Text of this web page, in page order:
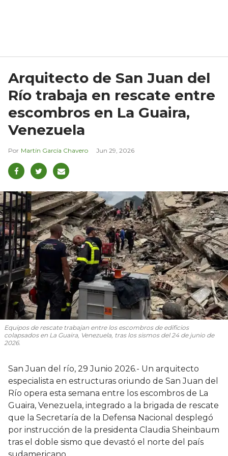
Arquitecto de San Juan del
Río trabaja en rescate entre
escombros en La Guaira,
Venezuela
Martín García Chavero Jun 29, 2026
Equipos de rescate trabajan entre los escombros de edificios
colapsados en La Guaira, Venezuela, tras los sismos del 24 de junio de
2026.
San Juan del río, 29 Junio 2026.- Un arquitecto
especialista en estructuras oriundo de San Juan del
Río opera esta semana entre los escombros de La
Guaira, Venezuela, integrado a la brigada de rescate
que la Secretaría de la Defensa Nacional desplegó
por instrucción de la presidenta Claudia Sheinbaum
tras el doble sismo que devastó el norte del país